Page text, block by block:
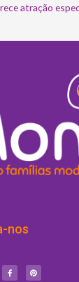
atração
nos
c
e
n
t